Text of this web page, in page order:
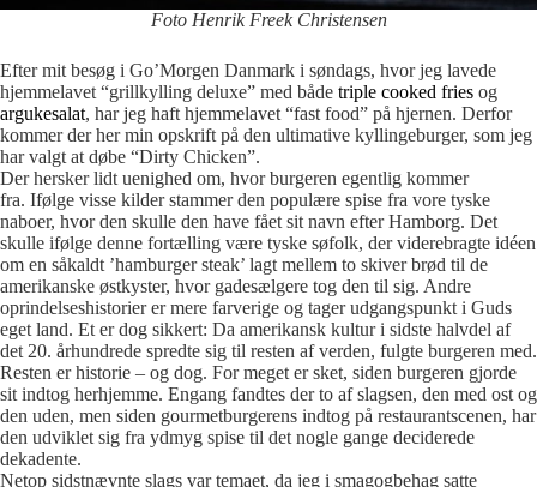
Foto Henrik Freek Christensen
Efter mit besøg i Go’Morgen Danmark i søndags, hvor jeg lavede
hjemmelavet “grillkylling deluxe” med både triple cooked fries og
argukesalat, har jeg haft hjemmelavet “fast food” på hjernen. Derfor
kommer der her min opskrift på den ultimative kyllingeburger, som jeg
har valgt at døbe “Dirty Chicken”.
Der hersker lidt uenighed om, hvor burgeren egentlig kommer
fra. Ifølge visse kilder stammer den populære spise fra vore tyske
naboer, hvor den skulle den have fået sit navn efter Hamborg. Det
skulle ifølge denne fortælling være tyske søfolk, der viderebragte idéen
om en såkaldt ’hamburger steak’ lagt mellem to skiver brød til de
amerikanske østkyster, hvor gadesælgere tog den til sig. Andre
oprindelseshistorier er mere farverige og tager udgangspunkt i Guds
eget land. Et er dog sikkert: Da amerikansk kultur i sidste halvdel af
det 20. århundrede spredte sig til resten af verden, fulgte burgeren med.
Resten er historie – og dog. For meget er sket, siden burgeren gjorde
sit indtog herhjemme. Engang fandtes der to af slagsen, den med ost og
den uden, men siden gourmetburgerens indtog på restaurantscenen, har
den udviklet sig fra ydmyg spise til det nogle gange deciderede
dekadente.
Netop sidstnævnte slags var temaet, da jeg i smagogbehag satte